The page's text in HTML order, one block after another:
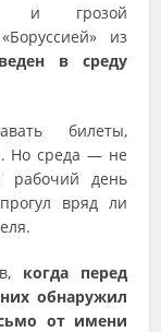
и грозой
из
в среду
билеты,
Но среда — не
рабочий день
вряд ли
когда перед
обнаружил
от имени